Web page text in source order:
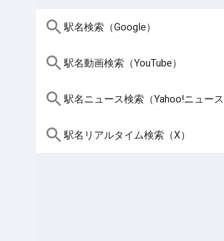
駅名検索（Google）
駅名動画検索（YouTube）
駅名ニュース検索（Yahoo!ニュー
駅名リアルタイム検索（X）